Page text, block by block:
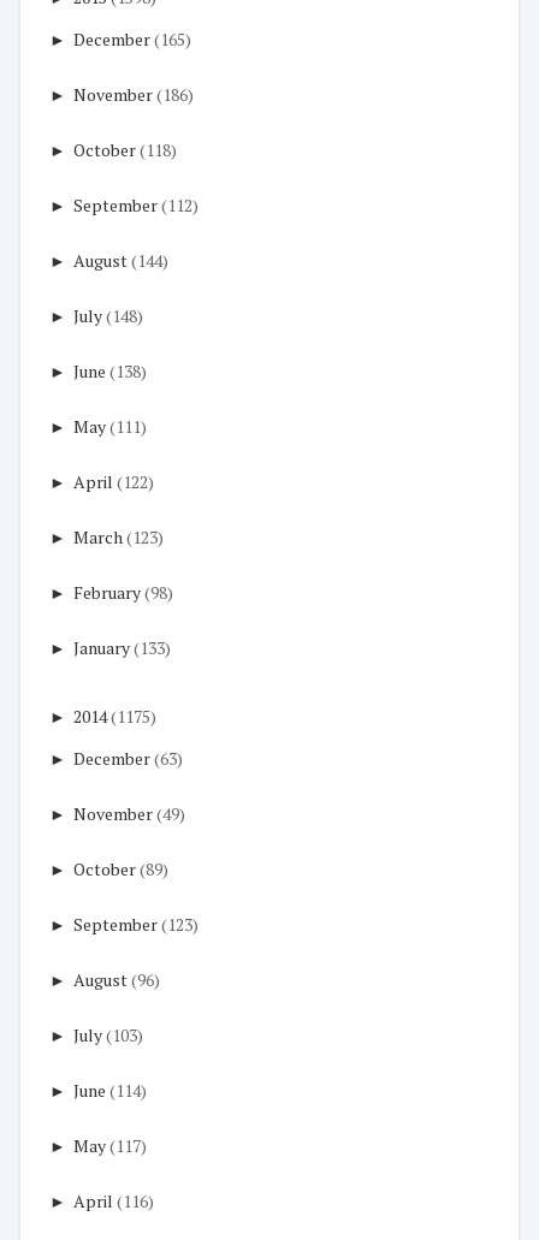
► December(165)
► November(186)
► October(118)
► September(112)
► August(144)
► July(148)
► June (138)
► May(111)
► April (122)
► March(123)
► February(98)
► January(133)
► 2014(1175)
► December(63)
► November(49)
► October(89)
► September(123)
► August(96)
► July(103)
► June (114)
► May(117)
► April (116)